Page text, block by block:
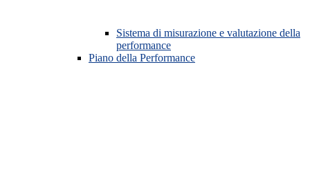
Sistema di misurazione e valutazione della
performance
Piano della Performance